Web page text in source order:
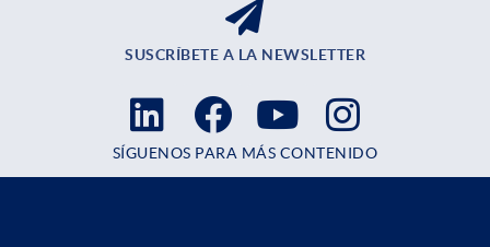
SUSCRÍBETE A LA NEWSLETTER
SÍGUENOS PARA MÁS CONTENIDO